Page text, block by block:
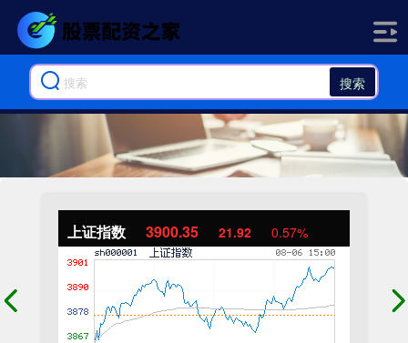
搜索
上证指数 3900.35 21.92 0.57%